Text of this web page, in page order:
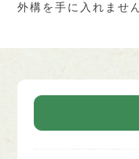
外構を手に入れませ